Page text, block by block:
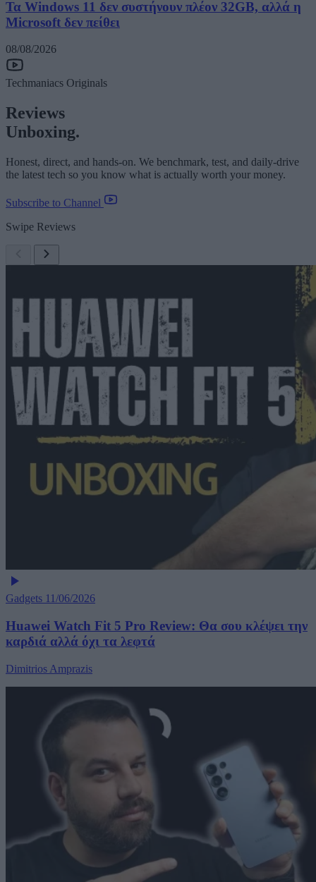
Τα Windows 11 δεν συστήνουν πλέον 32GB, αλλά η
Microsoft δεν πείθει
08/08/2026
Techmaniacs Originals
Reviews
Unboxing.
Honest, direct, and hands-on. We benchmark, test, and daily-drive
the latest tech so you know what is actually worth your money.
Subscribe to Channel
Swipe Reviews
Gadgets 11/06/2026
Huawei Watch Fit 5 Pro Review: Θα σου κλέψει την
καρδιά αλλά όχι τα λεφτά
Dimitrios Amprazis